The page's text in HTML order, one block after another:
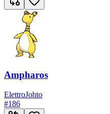
Ampharos
ElettroJohto
#186